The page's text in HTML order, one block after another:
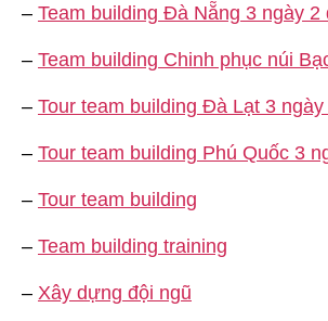
– Team building Đà Nẵng 3 ngày 2
– Team building Chinh phục núi
– Tour team building Đà Lạt 3 ngày
– Tour team building Phú Quốc 3
– Tour team building
– Team building training
– Xây dựng đội ngũ